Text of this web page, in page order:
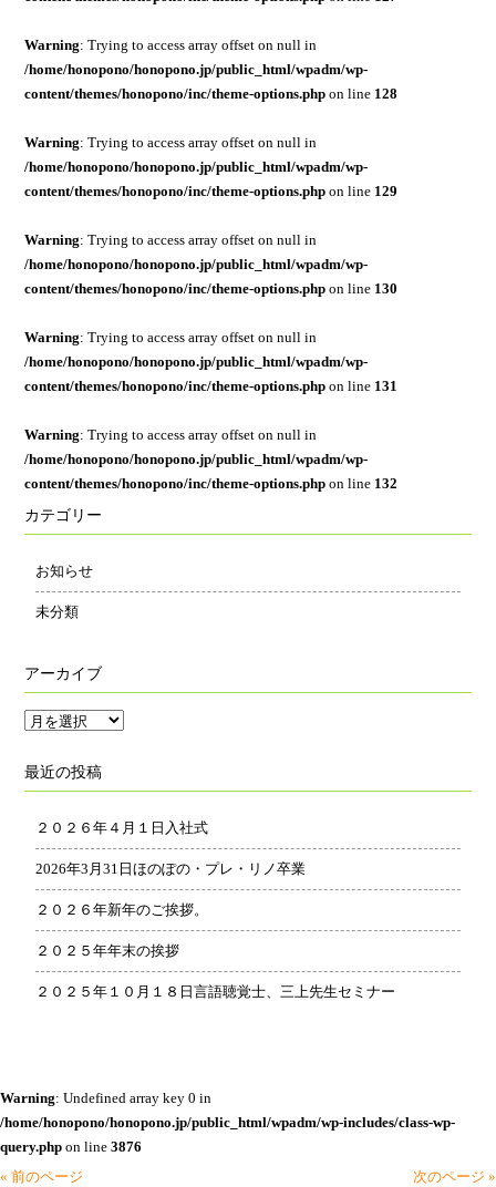
Warning: Trying to access array offset on null in
/home/honopono/honopono.jp/public_html/wpadm/wp-
content/themes/honopono/inc/theme-options.phpon line 128
Warning: Trying to access array offset on null in
/home/honopono/honopono.jp/public_html/wpadm/wp-
content/themes/honopono/inc/theme-options.phpon line 129
Warning: Trying to access array offset on null in
/home/honopono/honopono.jp/public_html/wpadm/wp-
content/themes/honopono/inc/theme-options.phpon line 130
Warning: Trying to access array offset on null in
/home/honopono/honopono.jp/public_html/wpadm/wp-
content/themes/honopono/inc/theme-options.phpon line 131
Warning: Trying to access array offset on null in
/home/honopono/honopono.jp/public_html/wpadm/wp-
content/themes/honopono/inc/theme-options.phpon line 132
カテゴリー
お知らせ
未分類
アーカイブ
ア
カ
最近の投稿
２０２６年４月１日入社式
2026年3月31日ほのぽの・プレ・リノ卒業
２０２６年新年のご挨拶。
２０２５年年末の挨拶
２０２５年１０月１８日言語聴覚士、三上先生セミナー
Warning: Undefined array key 0 in
/home/honopono/honopono.jp/public_html/wpadm/wp-includes/class-wp-
query.php on line 3876
« 前のページ
次のページ »